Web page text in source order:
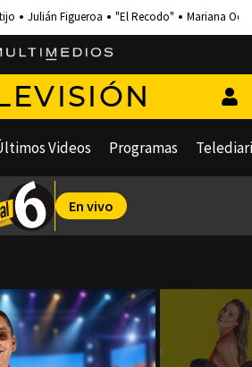
Julián Figueroa "El Recodo" Mariana
Videos Programas
En vivo